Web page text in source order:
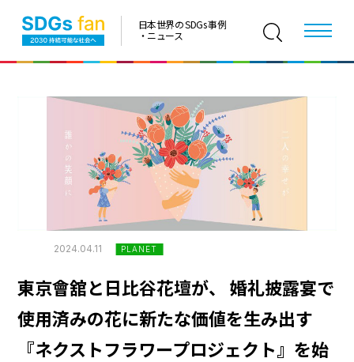
日本世界の SDGs 事例
・ニュース
2024.04.11 PLANET
東京會舘と日比谷花壇が、 婚礼披露宴で
使用済みの花に新たな価値を生み出す
『ネクストフラワープロジェクト』を始